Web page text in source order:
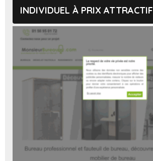
INDIVIDUEL À PRIX ATTRACTIF